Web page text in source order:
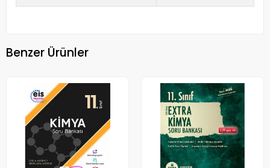
Benzer Ürünler